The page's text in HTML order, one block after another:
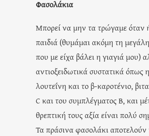
Φασολάκια
Μπορεί να μην τα τρώγαμε όταν
παιδιά (θυμάμαι ακόμη τη
που με είχα βάλει η γιαγιά μου)
αντιοξειδωτικά συστατικά όπως η
λουτεΐνη και το β-καροτένιο,
C και του συμπλέγματος Β, και
θρεπτική τους αξία είναι πολύ
Τα πράσινα φασολάκι αποτελούν